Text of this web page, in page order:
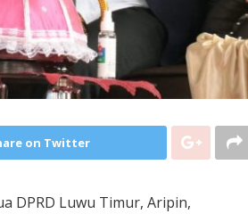
on Twitter
DPRD Luwu Timur, Aripin,